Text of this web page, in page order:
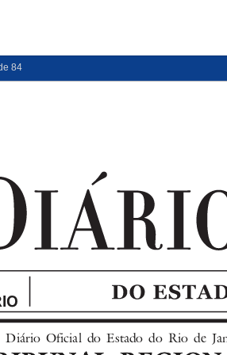
84
Diário  Oficial  do  Estado  do  Rio  de